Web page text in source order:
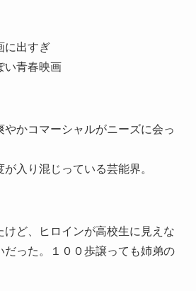
に出すぎ
い青春映画
やかコマーシャルがニーズに会っ
入り混じっている芸能界。
けど、ヒロインが高校生に見えな
だった。１００歩譲っても姉弟の